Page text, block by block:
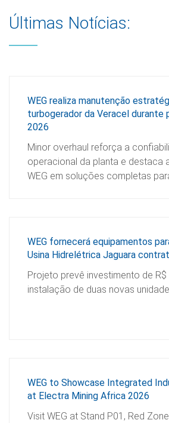
Últimas Notícias:
WEG realiza manutenção
turbogerador da Veracel durante
2026
Minor overhaul reforça a
operacional da planta e destaca
WEG em soluções completas
WEG fornecerá equipamentos
Usina Hidrelétrica Jaguara
Projeto prevê investimento de R$
instalação de duas novas
WEG to Showcase Integrated
at Electra Mining Africa 2026
Visit WEG at Stand P01, Red